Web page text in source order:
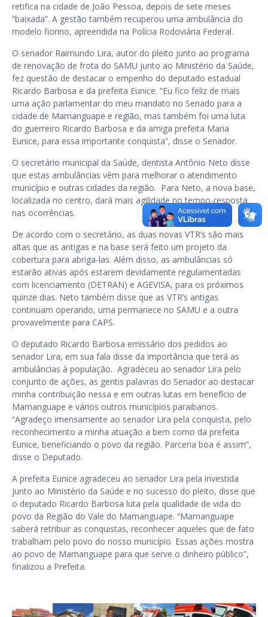
retifica na cidade de João Pessoa, depois de sete meses
“baixada”. A gestão também recuperou uma ambulância do
modelo fiorino, apreendida na Polícia Rodoviária Federal.
O senador Raimundo Lira, autor do pleito junto ao programa
de renovação de frota do SAMU junto ao Ministério da Saúde,
fez questão de destacar o empenho do deputado estadual
Ricardo Barbosa e da prefeita Eunice. “Eu fico feliz de mais
uma ação parlamentar do meu mandato no Senado para a
cidade de Mamanguape e região, mas também foi uma luta
do guerreiro Ricardo Barbosa e da amiga prefeita Maria
Eunice, para essa importante conquista”, disse o Senador.
O secretário municipal da Saúde, dentista Antônio Neto disse
que estas ambulâncias vêm para melhorar o atendimento
município e outras cidades da região. Para Neto, a nova base,
localizada no centro, dará mais agilidade no tempo-resposta
nas ocorrências.
De acordo com o secretário, as duas novas VTR’s são mais
altas que as antigas e na base será feito um projeto da
cobertura para abriga-las. Além disso, as ambulâncias só
estarão ativas após estarem devidamente regulamentadas
com licenciamento (DETRAN) e AGEVISA, para os próximos
quinze dias. Neto também disse que as VTR’s antigas
continuam operando, uma permanece no SAMU e a outra
provavelmente para CAPS.
O deputado Ricardo Barbosa emissário dos pedidos ao
senador Lira, em sua fala disse da importância que terá as
ambulâncias à população. Agradeceu ao senador Lira pelo
conjunto de ações, as gentis palavras do Senador ao destacar
minha contribuição nessa e em outras lutas em benefício de
Mamanguape e vários outros municípios paraibanos.
“Agradeço imensamente ao senador Lira pela conquista, pelo
reconhecimento a minha atuação a bem como da prefeita
Eunice, beneficiando o povo da região. Parceria boa é assim”,
disse o Deputado.
A prefeita Eunice agradeceu ao senador Lira pela investida
junto ao Ministério da Saúde e no sucesso do pleito, disse que
o deputado Ricardo Barbosa luta pela qualidade de vida do
povo da Região do Vale do Mamanguape. “Mamanguape
saberá retribuir as conquistas, reconhecer aqueles que de fato
trabalham pelo povo do nosso município. Essas ações mostra
ao povo de Mamanguape para que serve o dinheiro público”,
finalizou a Prefeita.